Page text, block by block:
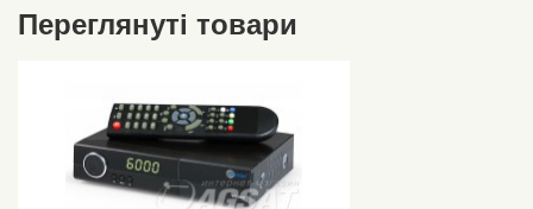
Переглянуті товари